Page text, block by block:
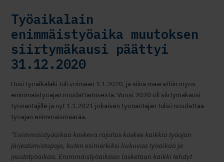
Työaikalain
enimmäistyöaika muutoksen
siirtymäkausi päättyi
31.12.2020
Uusi työaikalaki tuli voimaan 1.1.2020, ja siinä määrättiin myös
enimmäistyöajan noudattamisesta. Vuosi 2020 oli siirtymäkausi
työnantajille ja nyt 1.1.2021 jokaisen työnantajan tulisi noudattaa
työajan enimmäismäärää.
”Enimmäistyöaikaa koskeva rajoitus koskee kaikkia työajan
järjestämistapoja, kuten esimerkiksi liukuvaa työaikaa ja
joustotyöaikaa. Enimmäistyöaikaan lasketaan kaikki tehdyt